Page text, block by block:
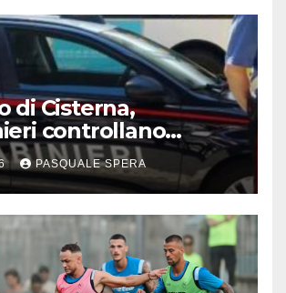
di Cisterna,
controllano
funebri
PASQUALE SPERA